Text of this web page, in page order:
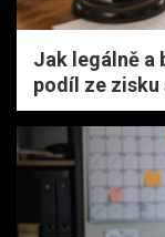
Jak legálně a
podíl ze zisku